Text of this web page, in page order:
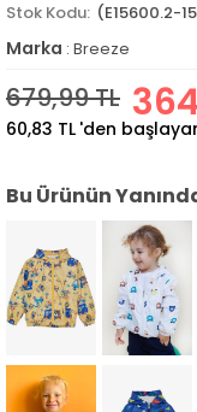
(E15600.2-
Marka : Breeze
679,99 TL
60,83 TL 'den
Bu Ürünün